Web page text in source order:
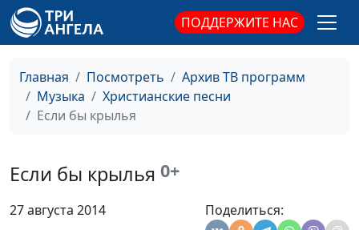
ПОДДЕРЖИТЕ НАС
Главная Посмотреть
Архив ТВ программ
Музыка
Христианские песни
Если бы крылья
Если бы крылья 0+
27 августа 2014 Поделиться:
Тараканов (ударные),
Илья Никитин
Без Тебя
Наталья Гончарова,
Илья Никитин
Давай с тобой
Наталья Гончарова,
#1541